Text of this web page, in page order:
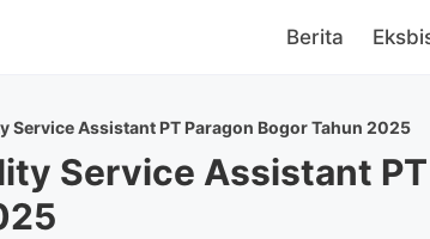
Berita
Service Assistant PT Paragon Bogor Tahun 2025
Service Assistant